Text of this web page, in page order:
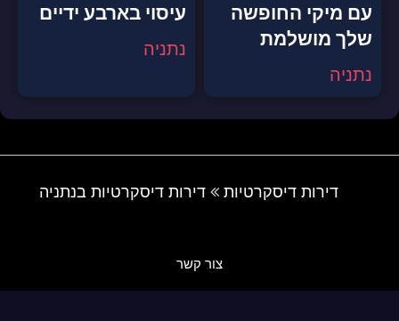
עם מיקי החופשה
שלך מושלמת
נתניה
עיסוי בארבע ידיים
נתניה
דירות דיסקרטיות דירות דיסקרטיות בנתניה
צור קשר